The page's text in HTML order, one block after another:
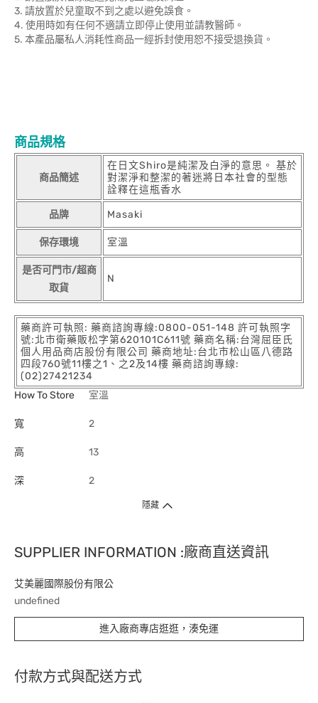
3. 請放置於兒童取不到之處以避免誤食。
4. 使用時如有任何不適請立即停止使用並請教醫師。
5. 本產品屬私人消耗性商品一經拆封使用恕不接受退換貨。
商品規格
商品簡述
在日文Shiro是純潔及白淨的意思。 基於
對潔淨和整潔的著迷將日本社會的型態
詮釋在這瓶香水
品牌 Masaki
保存環境 室溫
是否可門市/超商
取貨
N
藥商許可執照: 藥商諮詢專線:0800-051-148 許可執照字
號:北市衛藥販松字第620101C611號 藥商名稱:台灣屈臣氏
個人用品商店股份有限公司 藥商地址:台北市松山區八德路
四段760號11樓之1、之2及14樓 藥商諮詢專線:
(02)27421234
How To Store
室溫
寬 2
高 13
深 2
隱藏
SUPPLIER INFORMATION :廠商直送資訊
艾美麗國際股份有限公
undefined
進入廠商專店逛逛，湊免運
付款方式與配送方式